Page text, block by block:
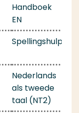
Handboek
EN
Spellingshulp
Nederlands
als tweede
taal (NT2)